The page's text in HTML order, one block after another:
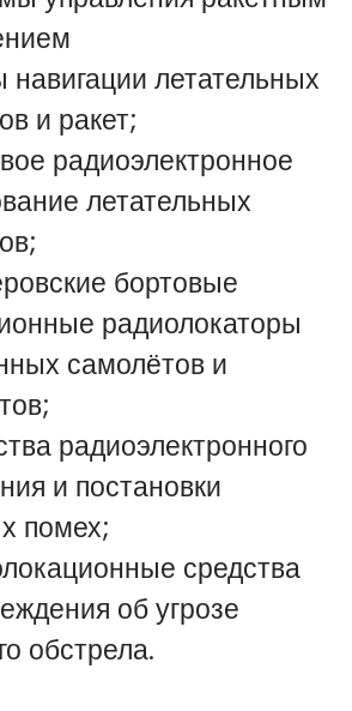
навигации летательных
и ракет;
радиоэлектронное
летательных
бортовые
радиолокаторы
самолётов и
радиоэлектронного
и постановки
помех;
средства
об угрозе
обстрела.